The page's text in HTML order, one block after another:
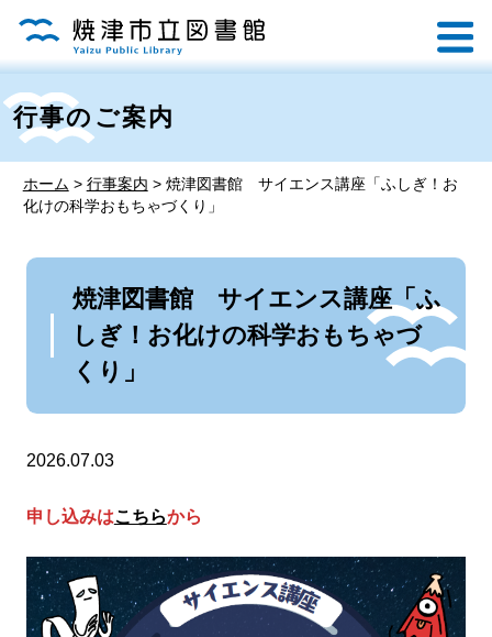
行事のご案内
ホーム > 行事案内 > 焼津図書館 サイエンス講座「ふしぎ！お
化けの科学おもちゃづくり」
焼津図書館 サイエンス講座「ふ
しぎ！お化けの科学おもちゃづ
くり」
2026.07.03
申し込みはこちらから